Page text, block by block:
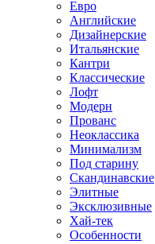
Евро
Английские
Дизайнерские
Итальянские
Кантри
Классические
Лофт
Модерн
Прованс
Неоклассика
Минимализм
Под старину
Скандинавские
Элитные
Эксклюзивные
Хай-тек
Особенности